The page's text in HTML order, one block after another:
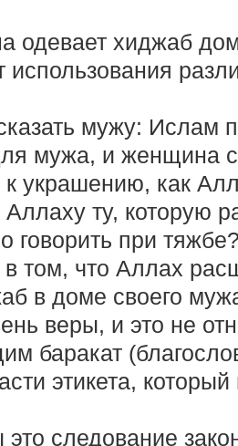
одевает хиджаб
использования
мужу: Ислам
мужа, и женщина
украшению, как
ту, которую
говорить при
в том, что Аллах
в доме своего
веры, и это не
баракат
этикета,
это следование